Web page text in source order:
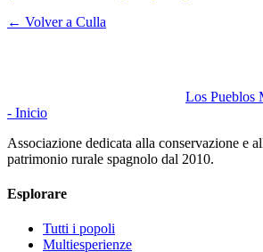
← Volver a Culla
Los Pueblos
- Inicio
Associazione dedicata alla conservazione e
patrimonio rurale spagnolo dal 2010.
Esplorare
Tutti i popoli
Multiesperienze